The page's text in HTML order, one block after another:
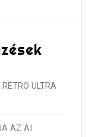
ULTRA
AZ AI